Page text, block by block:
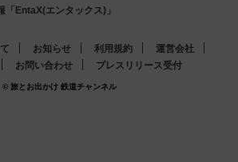
EntaX(エンタックス)」
お知らせ 利用規約
運営会社
お問い合わせ プレスリリース受付
© 旅とお出かけ 鉄道チャンネル